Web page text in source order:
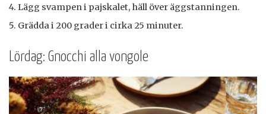
Lägg svampen i pajskalet, häll över äggstanningen.
Grädda i 200 grader i cirka 25 minuter.
Lördag: Gnocchi alla vongole